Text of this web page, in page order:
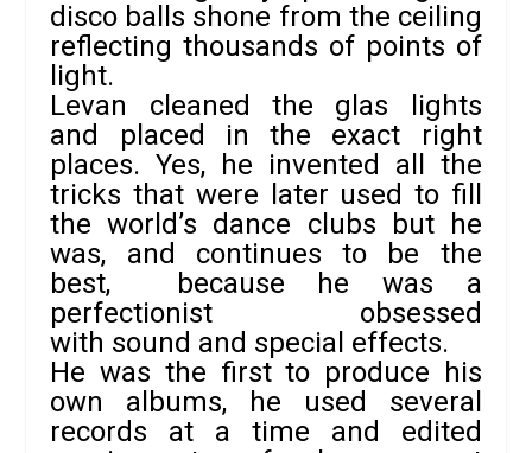
disco balls shone from the ceiling
reflecting thousands of points of
light.
Levan cleaned the glas lights
and placed in the exact right
places. Yes, he invented all the
tricks that were later used to fill
the world’s dance clubs but he
was, and continues to be the
best, because he was a
perfectionist obsessed
with sound and special effects.
He was the first to produce his
own albums, he used several
records at a time and edited